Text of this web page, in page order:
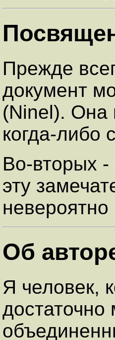
Прежде
документ
(Ninel). Она
когда-либо
Во-вторых
эту
Об
Я человек,
достаточно